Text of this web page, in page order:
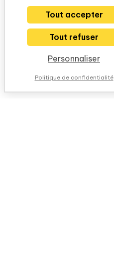
Tout accepter
Tout refuser
Personnaliser
Politique de confidentialité